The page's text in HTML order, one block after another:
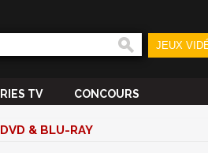
JEUX
TV CONCOURS
DVD & BLU-RAY